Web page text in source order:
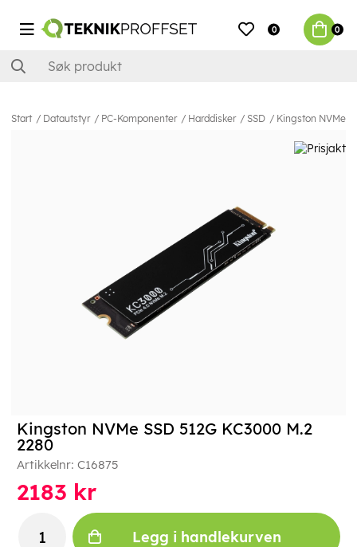
0 0
Start Datautstyr PC-Komponenter Harddisker SSD Kingston NVMe
Kingston NVMe SSD 512G KC3000 M.2
2280
Artikkelnr: C16875
2183 kr
Legg i handlekurven